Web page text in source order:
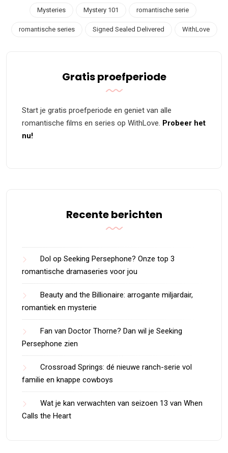
Mysteries Mystery 101 romantische serie
romantische series Signed Sealed Delivered WithLove
Gratis proefperiode
Start je gratis proefperiode en geniet van alle
romantische films en series op WithLove. Probeer het
nu!
Recente berichten
Dol op Seeking Persephone? Onze top 3
romantische dramaseries voor jou
Beauty and the Billionaire: arrogante miljardair,
romantiek en mysterie
Fan van Doctor Thorne? Dan wil je Seeking
Persephone zien
Crossroad Springs: dé nieuwe ranch-serie vol
familie en knappe cowboys
Wat je kan verwachten van seizoen 13 van When
Calls the Heart